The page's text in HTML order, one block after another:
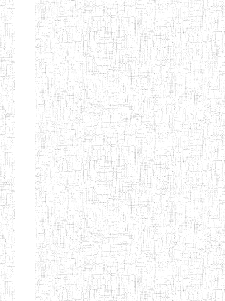
BILINGUE
LAIQUE LES
PERFORMANCES
PEDAGOGIQUES
ENIEG DU HAUT
NKAM
12/08/2013 ENIEG
ENIEG BILINGUE
DE L'IPEP DE
BANDJOUN
05/09/2003 ENIEG
ENIEG PRIVEE
NANFAH
07/09/2012 ENIEG
ENPIEG TERESA
JANE
14/03/2014 ENIEG
ENIEG
MODERNE
SAINTE MARIE
04/08/2010 ENIEG